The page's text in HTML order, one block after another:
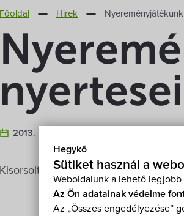
Hegykő
Sütiket használ a
Weboldalunk a lehető
Az Ön adatainak védelme
Az „Összes engedélyezése”
Főoldal Hírek
2013. Március 10.
Kisorsoltuk az Utazás Kiállítás